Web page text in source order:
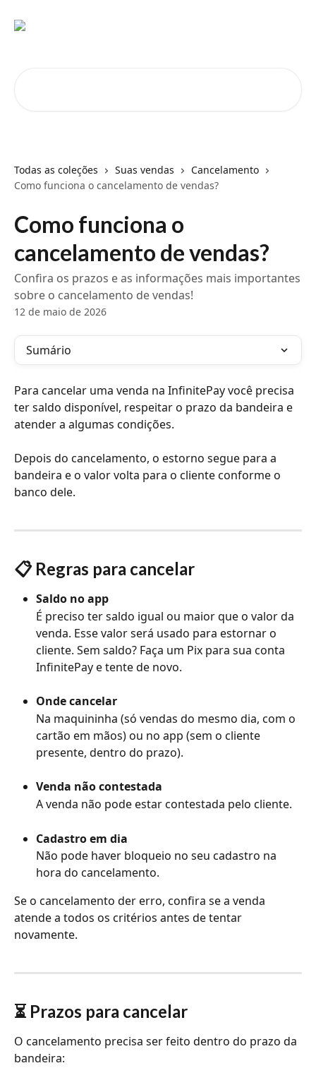
Todas as coleções Suas vendas
Cancelamento
Como funciona o cancelamento de vendas?
Como funciona o
cancelamento de vendas?
Confira os prazos e as informações mais importantes
sobre o cancelamento de vendas!
12 de maio de 2026
Sumário
Para cancelar uma venda na InfinitePay você precisa
ter saldo disponível, respeitar o prazo da bandeira e
atender a algumas condições.
Depois do cancelamento, o estorno segue para a
bandeira e o valor volta para o cliente conforme o
banco dele.
📋 Regras para cancelar
Saldo no app
É preciso ter saldo igual ou maior que o valor da
venda. Esse valor será usado para estornar o
cliente. Sem saldo? Faça um Pix para sua conta
InfinitePay e tente de novo.
Onde cancelar
Na maquininha (só vendas do mesmo dia, com o
cartão em mãos) ou no app (sem o cliente
presente, dentro do prazo).
Venda não contestada
A venda não pode estar contestada pelo cliente.
Cadastro em dia
Não pode haver bloqueio no seu cadastro na
hora do cancelamento.
Se o cancelamento der erro, confira se a venda
atende a todos os critérios antes de tentar
novamente.
⏳ Prazos para cancelar
O cancelamento precisa ser feito dentro do prazo da
bandeira: